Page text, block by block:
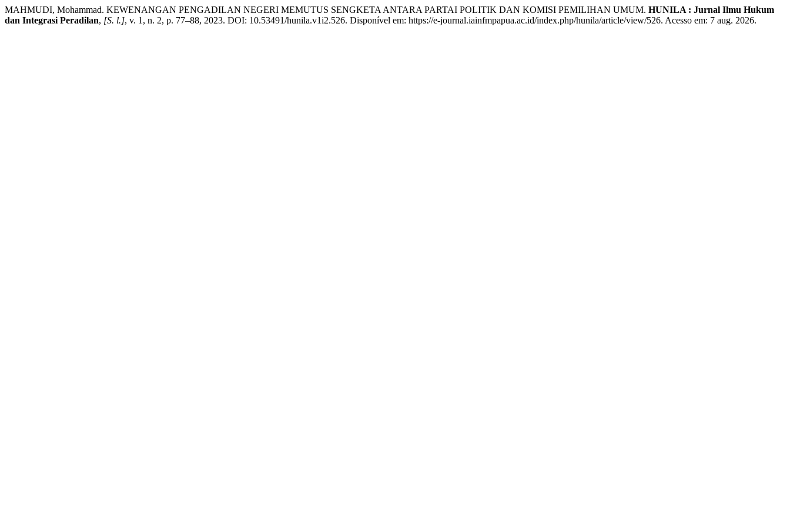
MAHMUDI, Mohammad. KEWENANGAN PENGADILAN NEGERI MEMUTUS SENGKETA ANTARA PARTAI POLITIK DAN KOMISI PEMILIHAN UMUM. HUNILA : Jurnal Ilmu Hukum
dan Integrasi Peradilan, [S. l.], v. 1, n. 2, p. 77–88, 2023. DOI: 10.53491/hunila.v1i2.526. Disponível em: https://e-journal.iainfmpapua.ac.id/index.php/hunila/article/view/526. Acesso em: 7 aug. 2026.